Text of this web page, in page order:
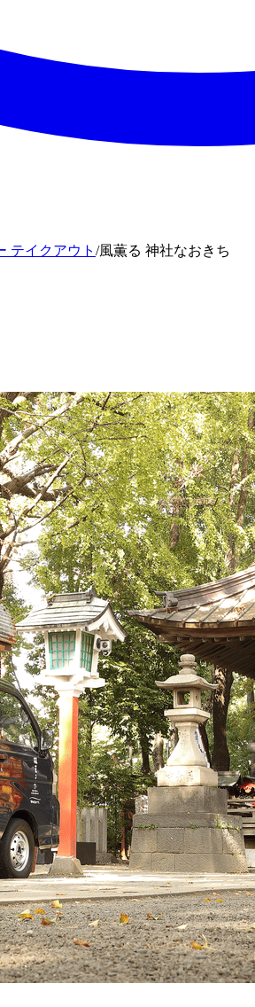
テイクアウト /風薫る 神社なおきち